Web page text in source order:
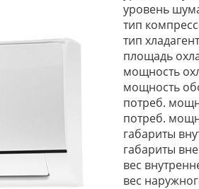
уровень
тип
тип
площадь
мощность
мощность
потреб.
потреб.
габариты
габариты
вес
вес